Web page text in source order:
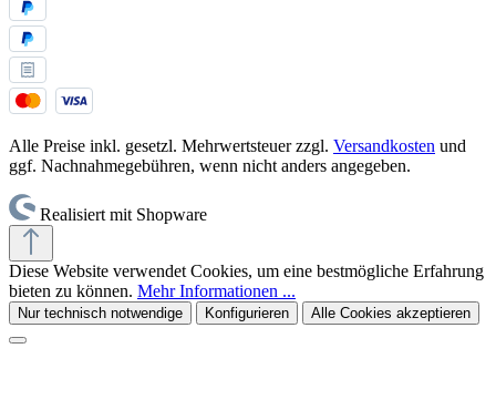
Alle Preise inkl. gesetzl. Mehrwertsteuer zzgl. Versandkosten und
ggf. Nachnahmegebühren, wenn nicht anders angegeben.
Realisiert mit Shopware
Diese Website verwendet Cookies, um eine bestmögliche Erfahrung
bieten zu können. Mehr Informationen ...
Nur technisch notwendige Konfigurieren Alle Cookies akzeptieren